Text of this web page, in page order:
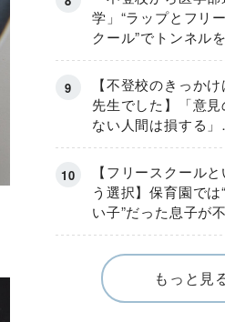
学」“ラップとフリ
クール”でトンネル
して高校受験へ〔元
球少年の実話〕
【不登校のきっかけ
先生でした】「意見
ない人間は損する」
任の一言が苦しみ
《第１話》
【フリースクールと
う選択】保育園では
い子”だった息子が
校に…小学校入学後
見えたSOS《第１
もっと見